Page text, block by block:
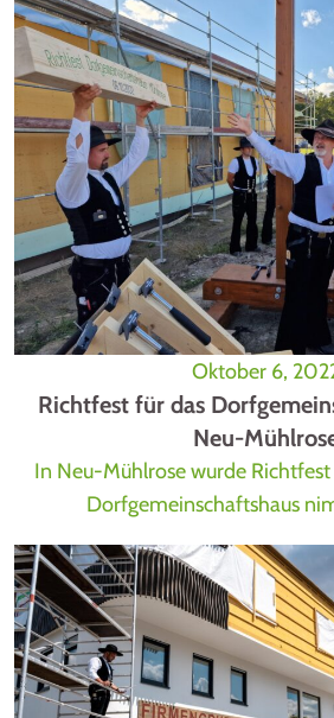
Oktober 6,
Richtfest für das
Neu-
In Neu-Mühlrose wurde
Dorfgemeinschaftshaus